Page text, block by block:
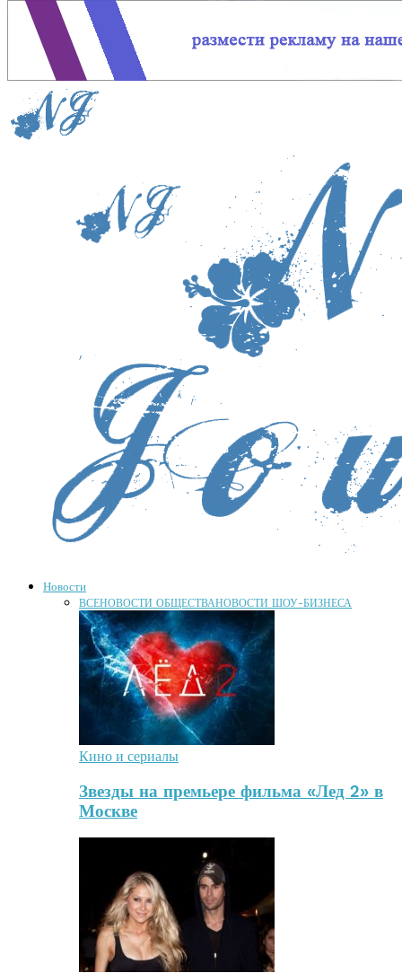
Новости
ВСЕНОВОСТИ ОБЩЕСТВАНОВОСТИ ШОУ-БИЗНЕСА
Кино и сериалы
Звезды на премьере фильма «Лед 2» в
Москве